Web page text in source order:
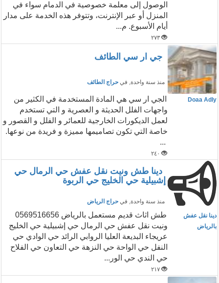
الوصول إلى معلمة خصوصية في الدمام سواء في
المنزل أو عبر الإنترنت، وتتوفر هذه الخدمة على مدار
أيام الأسبوع. م...
٢٧٣
جي ار سي الطائف
منذ سنة واحدة, في حراج الطائف
Doaa Adly
الجي ار سي هي المادة المستخدمة في الكثير من
واجهات الفلل الحديثة و العصرية و التي تستخدم
لعمل الديكورات الخارجية للعمائر و الفلل و القصور و
خاصة التي تكون تصاميمها مميزة و فريدة من نوعها.
...
٢٤٠
دينا طش ونيت نقل عفش حي الرمال حي
إشبيلية حي الخليج حي الربوة
منذ سنة واحدة, في حراج الرياض
دينا نقل عفش
بالرياض
طش اثاث قديم مستعمل بالرياض 0569516656
ونيت نقل عفش حي الرمال حي إشبيلية حي الخليج
عريجاء البديعة العليا الروابي الرائد حي الوادي حي
النفل حي الواحة حي النزهة حي التعاون حي الفلاح
حي الندي حي الور...
٢١٧